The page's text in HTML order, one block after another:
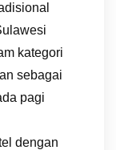
kategori
sebagai
pagi
dengan